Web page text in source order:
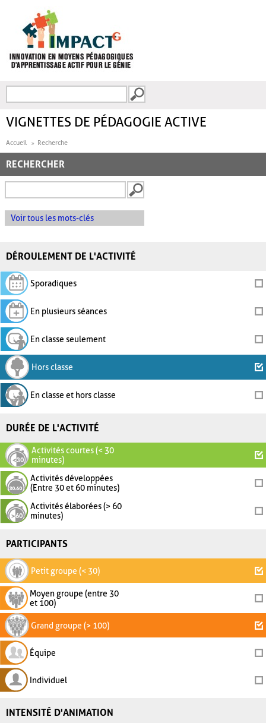
FORMULAIRE DE
VIGNETTES DE PÉDAGOGIE ACTIVE
Accueil Recherche
RECHERCHER
Voir tous les mots-clés
DÉROULEMENT DE L'ACTIVITÉ
Sporadiques
En plusieurs séances
En classe seulement
Hors classe
En classe et hors classe
DURÉE DE L'ACTIVITÉ
Activités courtes (< 30
minutes)
Activités développées
(Entre 30 et 60 minutes)
Activités élaborées (> 60
minutes)
PARTICIPANTS
Petit groupe (< 30)
Moyen groupe (entre 30
et 100)
Grand groupe (> 100)
Équipe
Individuel
INTENSITÉ D'ANIMATION